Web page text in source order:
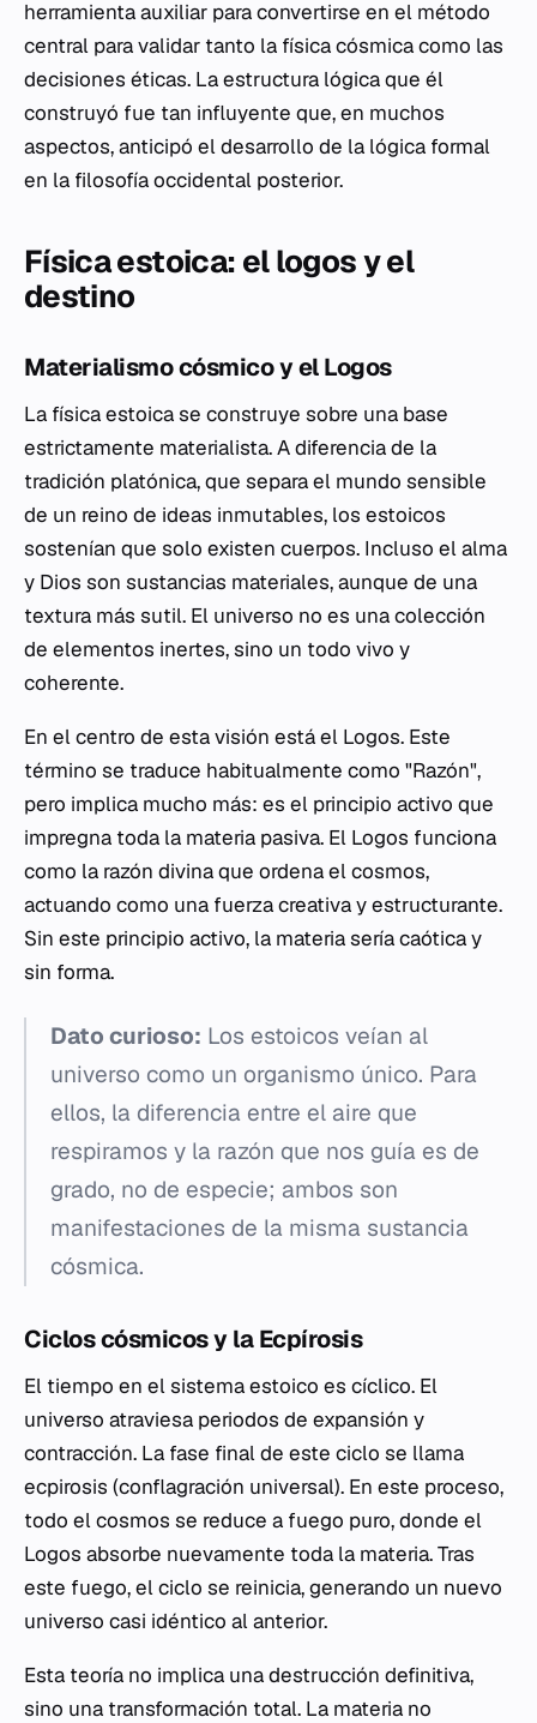
herramienta auxiliar para convertirse en el método
central para validar tanto la física cósmica como las
decisiones éticas. La estructura lógica que él
construyó fue tan influyente que, en muchos
aspectos, anticipó el desarrollo de la lógica formal
en la filosofía occidental posterior.
Física estoica: el logos y el
destino
Materialismo cósmico y el Logos
La física estoica se construye sobre una base
estrictamente materialista. A diferencia de la
tradición platónica, que separa el mundo sensible
de un reino de ideas inmutables, los estoicos
sostenían que solo existen cuerpos. Incluso el alma
y Dios son sustancias materiales, aunque de una
textura más sutil. El universo no es una colección
de elementos inertes, sino un todo vivo y
coherente.
En el centro de esta visión está el Logos. Este
término se traduce habitualmente como "Razón",
pero implica mucho más: es el principio activo que
impregna toda la materia pasiva. El Logos funciona
como la razón divina que ordena el cosmos,
actuando como una fuerza creativa y estructurante.
Sin este principio activo, la materia sería caótica y
sin forma.
Dato curioso: Los estoicos veían al
universo como un organismo único. Para
ellos, la diferencia entre el aire que
respiramos y la razón que nos guía es de
grado, no de especie; ambos son
manifestaciones de la misma sustancia
cósmica.
Ciclos cósmicos y la Ecpírosis
El tiempo en el sistema estoico es cíclico. El
universo atraviesa periodos de expansión y
contracción. La fase final de este ciclo se llama
ecpirosis (conflagración universal). En este proceso,
todo el cosmos se reduce a fuego puro, donde el
Logos absorbe nuevamente toda la materia. Tras
este fuego, el ciclo se reinicia, generando un nuevo
universo casi idéntico al anterior.
Esta teoría no implica una destrucción definitiva,
sino una transformación total. La materia no